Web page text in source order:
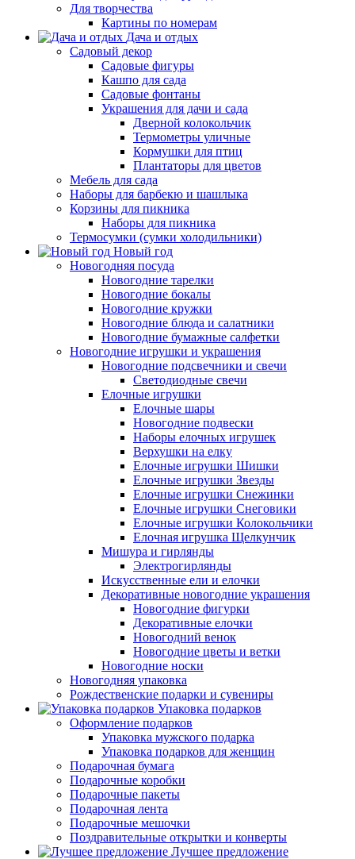
Для творчества
Картины по номерам
Дача и отдых
Садовый декор
Садовые фигуры
Кашпо для сада
Садовые фонтаны
Украшения для дачи и сада
Дверной колокольчик
Термометры уличные
Кормушки для птиц
Плантаторы для цветов
Мебель для сада
Наборы для барбекю и шашлыка
Корзины для пикника
Наборы для пикника
Термосумки (сумки холодильники)
Новый год
Новогодняя посуда
Новогодние тарелки
Новогодние бокалы
Новогодние кружки
Новогодние блюда и салатники
Новогодние бумажные салфетки
Новогодние игрушки и украшения
Новогодние подсвечники и свечи
Светодиодные свечи
Елочные игрушки
Елочные шары
Новогодние подвески
Наборы елочных игрушек
Верхушки на елку
Елочные игрушки Шишки
Елочные игрушки Звезды
Елочные игрушки Снежинки
Елочные игрушки Снеговики
Елочные игрушки Колокольчики
Елочная игрушка Щелкунчик
Мишура и гирлянды
Электрогирлянды
Искусственные ели и елочки
Декоративные новогодние украшения
Новогодние фигурки
Декоративные елочки
Новогодний венок
Новогодние цветы и ветки
Новогодние носки
Новогодняя упаковка
Рождественские подарки и сувениры
Упаковка подарков
Оформление подарков
Упаковка мужского подарка
Упаковка подарков для женщин
Подарочная бумага
Подарочные коробки
Подарочные пакеты
Подарочная лента
Подарочные мешочки
Поздравительные открытки и конверты
Лучшее предложение